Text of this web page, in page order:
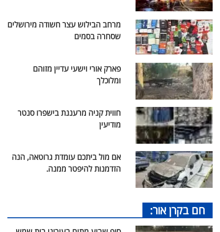
מרחב הבילוש עצר חשודה מירושלים
שסחרה בסמים
פארק אורי וישעי עדיין מזוהם
ומלוכלך
חווית קניה מרעננת בישפרו סנטר
מודיעין
אם מול ביתכם עומדת גרוטאה, הנה
הזדמנות להיפטר ממנה.
חם בקרן אור: